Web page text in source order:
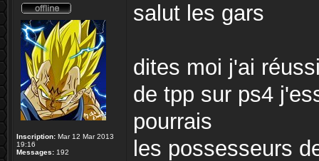
Inscription: Mar 12 Mar 2013
19:16
Messages: 192
salut les gars
dites moi j'ai
de tpp sur ps4
pourrais
les possesseurs